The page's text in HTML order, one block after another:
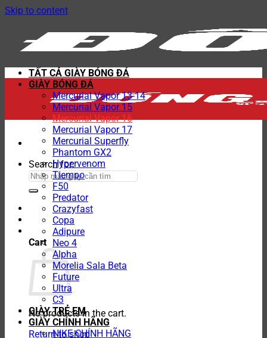
Skip to content
Search for:
Cart
No products in the cart.
Return to shop
TẤT CẢ GIÀY BÓNG ĐÁ
GIÀY BÓNG ĐÁ
Mercurial Vapor 13-14
Mercurial Vapor 15
Mercurial Vapor 16
Mercurial Vapor 17
Mercurial Superfly
Phantom GX2
Hypervenom
Tiempo
F50
Predator
Crazyfast
Copa
Adipure
Neo 4
Alpha
Morelia Sala Beta
Future
Ultra
C3
GIÀY TRẺ EM
GIÀY CHÍNH HÃNG
NIKE CHÍNH HÃNG